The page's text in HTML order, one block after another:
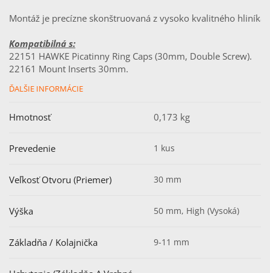
Montáž je precízne skonštruovaná z vysoko kvalitného
Kompatibilná s:
22151 HAWKE Picatinny Ring Caps (30mm, Double Screw).
22161 Mount Inserts 30mm.
ĎALŠIE INFORMÁCIE
Hmotnosť 0,173 kg
Prevedenie 1 kus
Veľkosť Otvoru (Priemer) 30 mm
Výška 50 mm, High (Vysoká)
Základňa / Kolajnička 9-11 mm